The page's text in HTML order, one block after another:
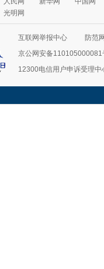
光明网
互联网举报中心
防范
京公网安备110105000081
12300电信用户申诉受理中